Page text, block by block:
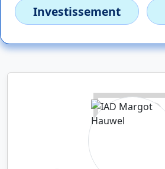
Investissement